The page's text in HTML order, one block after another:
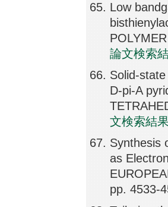
Low
論文検索
Solid-
D-pi-A
文検索結
Synthesis
as
pp. 4533-